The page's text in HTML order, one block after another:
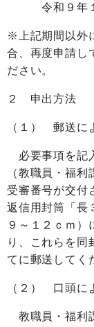
令和９年１月
※上記期間以外
合、再度申請し
ださい。
２ 申出方法
（１） 郵送に
必要事項を記
（教職員・福
受審番号が交付
返信用封筒「長
９～１２ｃｍ）
り、これらを同
てに郵送してく
（２） 口頭に
教職員・福利